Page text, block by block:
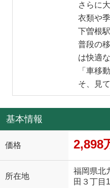
さらに
衣類や
下曽根
普段の
は快適
「車移
そ、見
基本情報
価格 2,898
所在地
福岡県北
田３丁目